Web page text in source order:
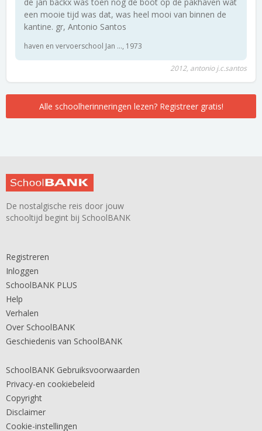
een mooie tijd was dat, was heel mooi van binnen de
kantine. gr, Antonio Santos
haven en vervoerschool Jan ..., 1973
2012, antonio j.c.santos
Alle schoolherinneringen lezen? Registreer gratis!
De nostalgische reis door jouw
schooltijd begint bij SchoolBANK
Registreren
Inloggen
SchoolBANK PLUS
Help
Verhalen
Over SchoolBANK
Geschiedenis van SchoolBANK
SchoolBANK Gebruiksvoorwaarden
Privacy-en cookiebeleid
Copyright
Disclaimer
Cookie-instellingen